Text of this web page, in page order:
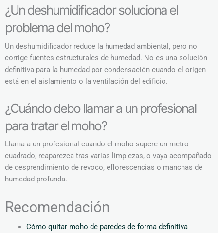
¿Un deshumidificador soluciona el
problema del moho?
Un deshumidificador reduce la humedad ambiental, pero no
corrige fuentes estructurales de humedad. No es una solución
definitiva para la humedad por condensación cuando el origen
está en el aislamiento o la ventilación del edificio.
¿Cuándo debo llamar a un profesional
para tratar el moho?
Llama a un profesional cuando el moho supere un metro
cuadrado, reaparezca tras varias limpiezas, o vaya acompañado
de desprendimiento de revoco, eflorescencias o manchas de
humedad profunda.
Recomendación
Cómo quitar moho de paredes de forma definitiva